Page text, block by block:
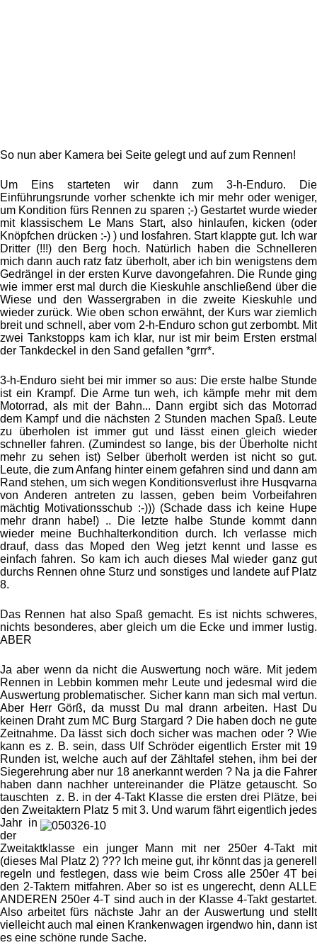
So nun aber Kamera bei Seite gelegt und auf zum Rennen!
Um Eins starteten wir dann zum 3-h-Enduro. Die
Einführungsrunde vorher schenkte ich mir mehr oder weniger,
um Kondition fürs Rennen zu sparen ;-) Gestartet wurde wieder
mit klassischem Le Mans Start, also hinlaufen, kicken (oder
Knöpfchen drücken :-) ) und losfahren. Start klappte gut. Ich war
Dritter (!!!) den Berg hoch. Natürlich haben die Schnelleren
mich dann auch ratz fatz überholt, aber ich bin wenigstens dem
Gedrängel in der ersten Kurve davongefahren. Die Runde ging
wie immer erst mal durch die Kieskuhle anschließend über die
Wiese und den Wassergraben in die zweite Kieskuhle und
wieder zurück. Wie oben schon erwähnt, der Kurs war ziemlich
breit und schnell, aber vom 2-h-Enduro schon gut zerbombt. Mit
zwei Tankstopps kam ich klar, nur ist mir beim Ersten erstmal
der Tankdeckel in den Sand gefallen *grrr*.
3-h-Enduro sieht bei mir immer so aus: Die erste halbe Stunde
ist ein Krampf. Die Arme tun weh, ich kämpfe mehr mit dem
Motorrad, als mit der Bahn... Dann ergibt sich das Motorrad
dem Kampf und die nächsten 2 Stunden machen Spaß. Leute
zu überholen ist immer gut und lässt einen gleich wieder
schneller fahren. (Zumindest so lange, bis der Überholte nicht
mehr zu sehen ist) Selber überholt werden ist nicht so gut.
Leute, die zum Anfang hinter einem gefahren sind und dann am
Rand stehen, um sich wegen Konditionsverlust ihre Husqvarna
von Anderen antreten zu lassen, geben beim Vorbeifahren
mächtig Motivationsschub :-))) (Schade dass ich keine Hupe
mehr drann habe!) .. Die letzte halbe Stunde kommt dann
wieder meine Buchhalterkondition durch. Ich verlasse mich
drauf, dass das Moped den Weg jetzt kennt und lasse es
einfach fahren. So kam ich auch dieses Mal wieder ganz gut
durchs Rennen ohne Sturz und sonstiges und landete auf Platz
8.
Das Rennen hat also Spaß gemacht. Es ist nichts schweres,
nichts besonderes, aber gleich um die Ecke und immer lustig.
ABER
Ja aber wenn da nicht die Auswertung noch wäre. Mit jedem
Rennen in Lebbin kommen mehr Leute und jedesmal wird die
Auswertung problematischer. Sicher kann man sich mal vertun.
Aber Herr Görß, da musst Du mal drann arbeiten. Hast Du
keinen Draht zum MC Burg Stargard ? Die haben doch ne gute
Zeitnahme. Da lässt sich doch sicher was machen oder ? Wie
kann es z. B. sein, dass Ulf Schröder eigentlich Erster mit 19
Runden ist, welche auch auf der Zähltafel stehen, ihm bei der
Siegerehrung aber nur 18 anerkannt werden ? Na ja die Fahrer
haben dann nachher untereinander die Plätze getauscht. So
tauschten z. B. in der 4-Takt Klasse die ersten drei Plätze, bei
den Zweitaktern Platz 5 mit 3. Und warum fährt eigentlich jedes
Jahr in
der
Zweitaktklasse ein junger Mann mit ner 250er 4-Takt mit
(dieses Mal Platz 2) ??? Ich meine gut, ihr könnt das ja generell
regeln und festlegen, dass wie beim Cross alle 250er 4T bei
den 2-Taktern mitfahren. Aber so ist es ungerecht, denn ALLE
ANDEREN 250er 4-T sind auch in der Klasse 4-Takt gestartet.
Also arbeitet fürs nächste Jahr an der Auswertung und stellt
vielleicht auch mal einen Krankenwagen irgendwo hin, dann ist
es eine schöne runde Sache.